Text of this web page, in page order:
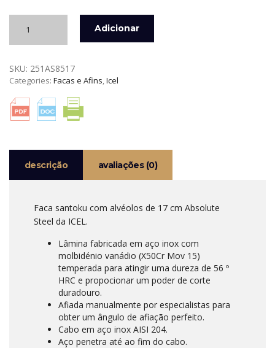
FACA
ALVÉOLOS
17
ABSOLUTE
STEEL
Adicionar
SKU: 251AS8517
Categories: Facas e Afins,Icel
descrição avaliações (0)
Faca santoku com alvéolos de 17 cm Absolute
Steel da ICEL.
Lâmina fabricada em aço inox com
molbidénio vanádio (X50Cr Mov 15)
temperada para atingir uma dureza de 56 º
HRC e propocionar um poder de corte
duradouro.
Afiada manualmente por especialistas para
obter um ângulo de afiação perfeito.
Cabo em aço inox AISI 204.
Aço penetra até ao fim do cabo.